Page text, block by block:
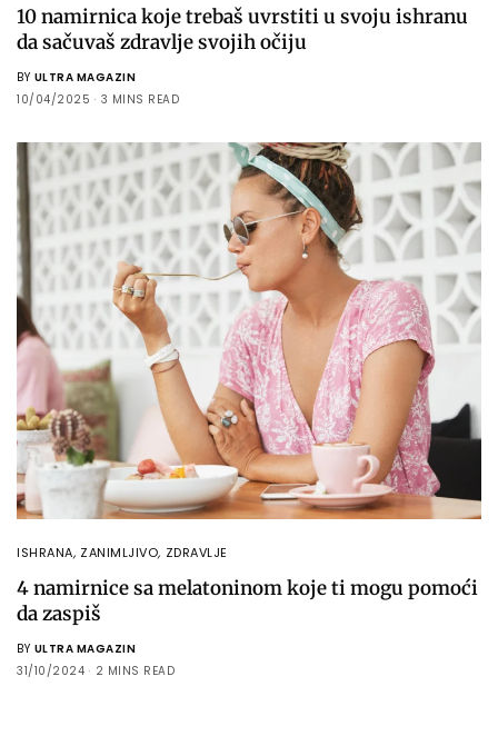
10 namirnica koje trebaš uvrstiti u svoju ishranu
da sačuvaš zdravlje svojih očiju
BY ULTRA MAGAZIN
10/04/2025
3 MINS READ
ISHRANA, ZANIMLJIVO, ZDRAVLJE
4 namirnice sa melatoninom koje ti mogu pomoći
da zaspiš
BY ULTRA MAGAZIN
31/10/2024
2 MINS READ